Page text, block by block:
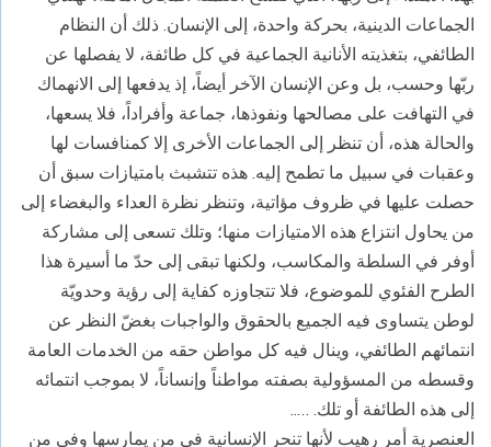
الجماعات الدينية، بحركة واحدة، إلى الإنسان. ذلك أن النظام
الطائفي، بتغذيته الأنانية الجماعية في كل طائفة، لا يفصلها عن
ربّها وحسب، بل وعن الإنسان الآخر أيضاً، إذ يدفعها إلى الانهماك
في التهافت على مصالحها ونفوذها، جماعة وأفراداً، فلا يسعها،
والحالة هذه، أن تنظر إلى الجماعات الأخرى إلا كمنافسات لها
وعقبات في سبيل ما تطمح إليه. هذه تتشبث بامتيازات سبق أن
حصلت عليها في ظروف مؤاتية، وتنظر نظرة العداء والبغضاء إلى
من يحاول انتزاع هذه الامتيازات منها؛ وتلك تسعى إلى مشاركة
أوفر في السلطة والمكاسب، ولكنها تبقى إلى حدّ ما أسيرة هذا
الطرح الفئوي للموضوع، فلا تتجاوزه كفاية إلى رؤية وحدويّة
لوطن يتساوى فيه الجميع بالحقوق والواجبات بغضّ النظر عن
انتمائهم الطائفي، وينال فيه كل مواطن حقه من الخدمات العامة
وقسطه من المسؤولية بصفته مواطناً وإنساناً، لا بموجب انتمائه
إلى هذه الطائفة أو تلك. …..
العنصرية أمر رهيب لأنها تنحر الإنسانية في من يمارسها وفي من